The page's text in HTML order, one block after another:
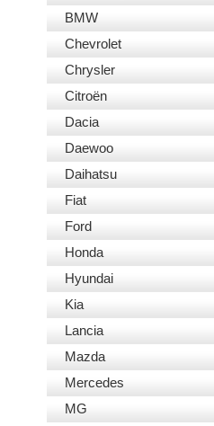
BMW
Chevrolet
Chrysler
Citroën
Dacia
Daewoo
Daihatsu
Fiat
Ford
Honda
Hyundai
Kia
Lancia
Mazda
Mercedes
MG